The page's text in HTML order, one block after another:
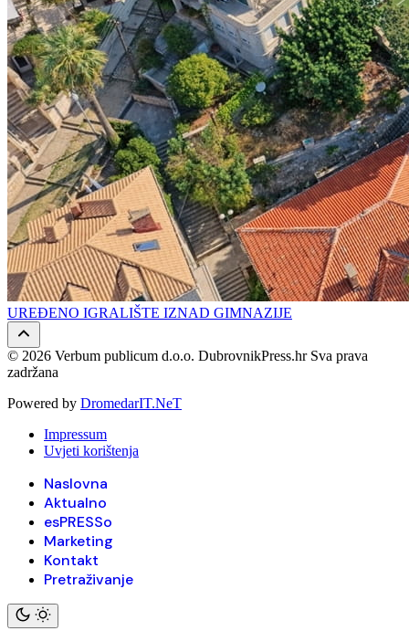
UREĐENO IGRALIŠTE IZNAD GIMNAZIJE
© 2026 Verbum publicum d.o.o. DubrovnikPress.hr Sva prava
zadržana
Powered by DromedarIT.NeT
Impressum
Uvjeti korištenja
Naslovna
Aktualno
esPRESSo
Marketing
Kontakt
Pretraživanje